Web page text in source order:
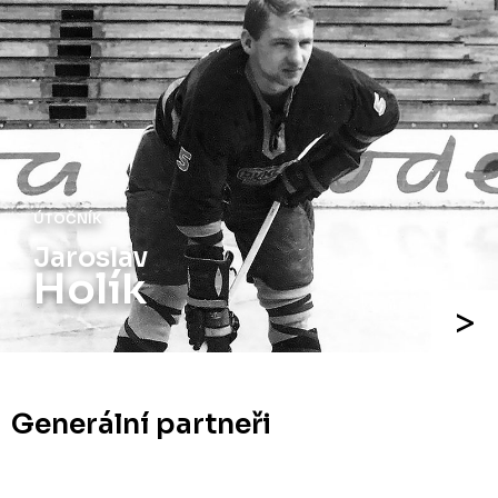
ÚTOČNÍK
Jaroslav
Holík
Generální partneři